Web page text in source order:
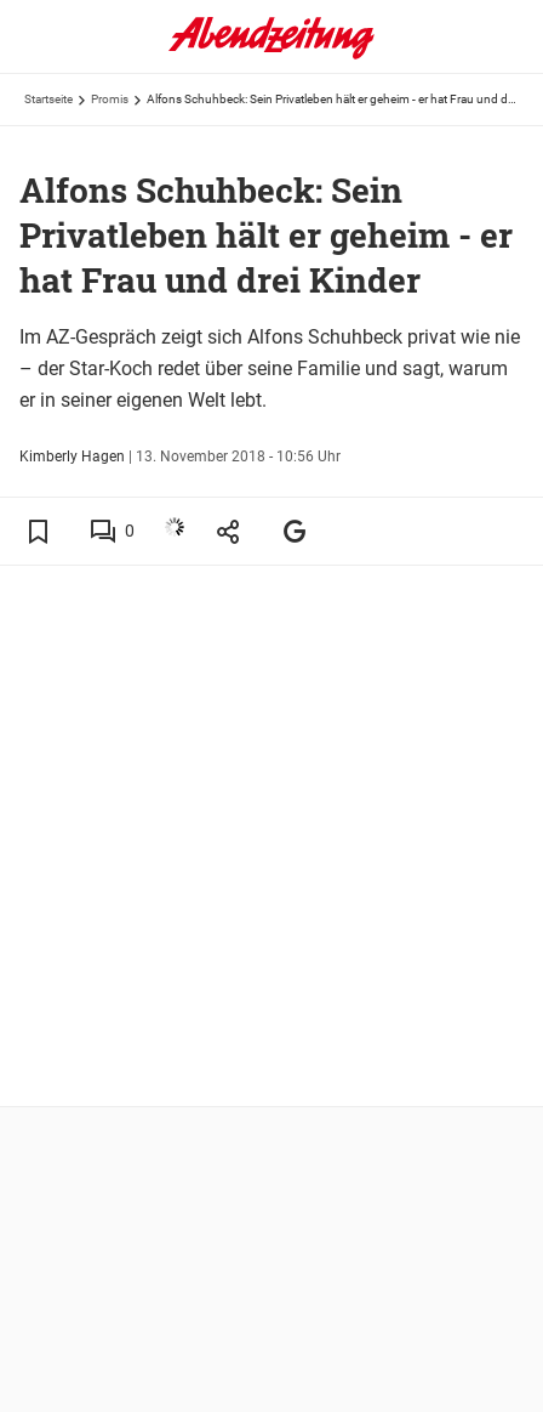
Startseite Promis
Alfons Schuhbeck: Sein
Privatleben hält er geheim - er
hat Frau und drei Kinder
Im AZ-Gespräch zeigt sich Alfons Schuhbeck privat wie nie
– der Star-Koch redet über seine Familie und sagt, warum
er in seiner eigenen Welt lebt.
Kimberly Hagen | 13. November 2018 - 10:56 Uhr
0